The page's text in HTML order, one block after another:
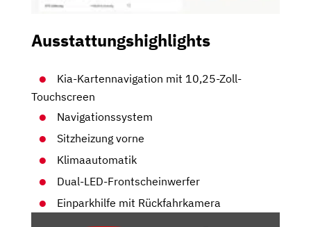
Ausstattungshighlights
Kia-Kartennavigation mit 10,25-Zoll-
Touchscreen
Navigationssystem
Sitzheizung vorne
Klimaautomatik
Dual-LED-Frontscheinwerfer
Einparkhilfe mit Rückfahrkamera